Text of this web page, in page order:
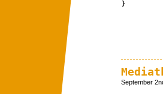
}
September